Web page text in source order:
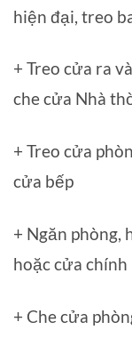
hiện đại, treo
+ Treo cửa ra
che cửa Nhà
+ Treo cửa
cửa bếp
+ Ngăn phòng,
hoặc cửa chính
+ Che cửa